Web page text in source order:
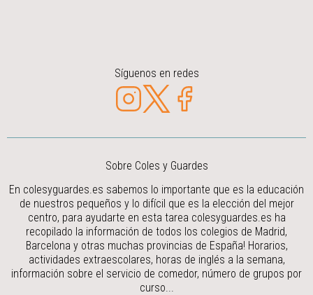
Síguenos en redes
Sobre Coles y Guardes
En colesyguardes.es sabemos lo importante que es la educación
de nuestros pequeños y lo difícil que es la elección del mejor
centro, para ayudarte en esta tarea colesyguardes.es ha
recopilado la información de todos los colegios de Madrid,
Barcelona y otras muchas provincias de España! Horarios,
actividades extraescolares, horas de inglés a la semana,
información sobre el servicio de comedor, número de grupos por
curso...